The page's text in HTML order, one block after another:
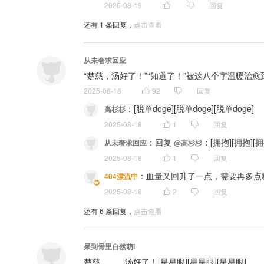
2025-08-19
回复
还有 1 条回复， 点击查看
从未奢求回应
“楚慈，汤好了！”“知道了！”被这八个字温暖治愈
2025-08-18 92 回复
高杉杉 ： [脱单doge][脱单doge][脱单doge]
2025-08-18 1 回复
从未奢求回应 ： 回复 @高杉杉 ：[拥抱][拥抱][
2025-08-18 1 回复
404漂流中 ： 血量又回升了一点，需要再多点
2025-08-18 2
回复
还有6 条回复， 点击查看
呆到骨里自然萌i
楚慈………汤好了！[星星眼][星星眼][星星眼]